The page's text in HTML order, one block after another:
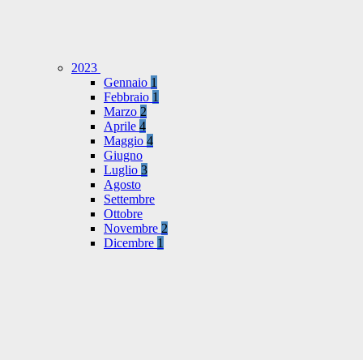
2023
Gennaio 1
Febbraio 1
Marzo 2
Aprile 4
Maggio 4
Giugno
Luglio 3
Agosto
Settembre
Ottobre
Novembre 2
Dicembre 1